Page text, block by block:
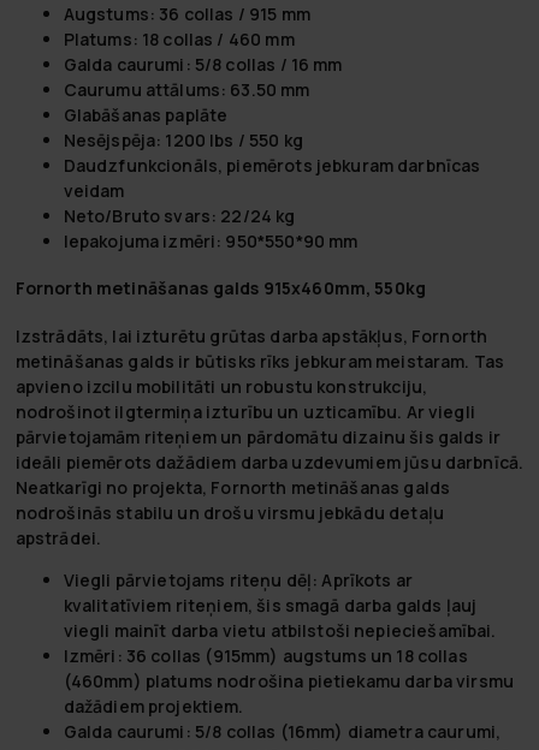
Augstums: 36 collas / 915 mm
Platums: 18 collas / 460 mm
Galda caurumi: 5/8 collas / 16 mm
Caurumu attālums: 63.50 mm
Glabāšanas paplāte
Nesējspēja: 1200 lbs / 550 kg
Daudzfunkcionāls, piemērots jebkuram darbnīcas
veidam
Neto/Bruto svars: 22/24 kg
Iepakojuma izmēri: 950*550*90 mm
Fornorth metināšanas galds 915x460mm, 550kg
Izstrādāts, lai izturētu grūtas darba apstākļus, Fornorth
metināšanas galds ir būtisks rīks jebkuram meistaram. Tas
apvieno izcilu mobilitāti un robustu konstrukciju,
nodrošinot ilgtermiņa izturību un uzticamību. Ar viegli
pārvietojamām riteņiem un pārdomātu dizainu šis galds ir
ideāli piemērots dažādiem darba uzdevumiem jūsu darbnīcā.
Neatkarīgi no projekta, Fornorth metināšanas galds
nodrošinās stabilu un drošu virsmu jebkādu detaļu
apstrādei.
Viegli pārvietojams riteņu dēļ: Aprīkots ar
kvalitatīviem riteņiem, šis smagā darba galds ļauj
viegli mainīt darba vietu atbilstoši nepieciešamībai.
Izmēri: 36 collas (915mm) augstums un 18 collas
(460mm) platums nodrošina pietiekamu darba virsmu
dažādiem projektiem.
Galda caurumi: 5/8 collas (16mm) diametra caurumi,